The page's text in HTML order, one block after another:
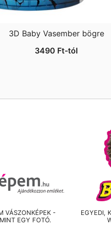
3D Baby Vasember bögre
3490 Ft-tól
VÁSZONKÉPEK -
EGY FOTÓ.
EGYEDI,